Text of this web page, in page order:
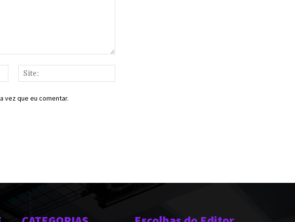
mail:*
vez que eu comentar.